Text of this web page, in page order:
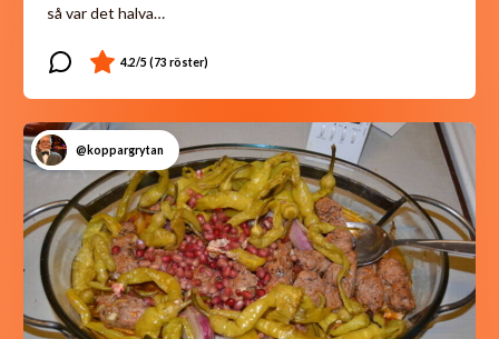
så var det halva…
@koppargrytan